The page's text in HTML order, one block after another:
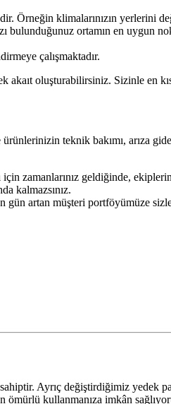
Örneğin klimalarınızın yerlerini
ortamın en uygun
çalışmaktadır.
akaıt oluşturabilirsiniz. Sizinle en
teknik bakımı, arıza
için zamanlarınız geldiğinde,
kalmazsınız.
gün artan müşteri portföyümüze
Ayrıç değiştirdiğimiz
ömürlü kullanmanıza imkân